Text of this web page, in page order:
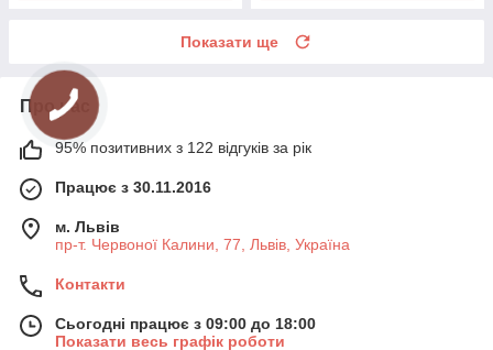
Показати ще
Про нас
95% позитивних з 122 відгуків за рік
Працює з 30.11.2016
м. Львів
пр-т. Червоної Калини, 77, Львів, Україна
Контакти
Сьогодні працює з 09:00 до 18:00
Показати весь графік роботи